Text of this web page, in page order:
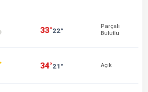
33°22°
Parçalı
Bulutlu
34°21° Açık